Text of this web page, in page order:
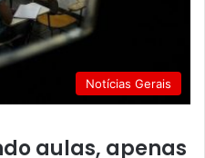
Notícias Gerais
aulas, apenas